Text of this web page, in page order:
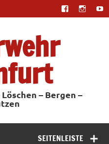
– Bergen –
SEITENLEISTE